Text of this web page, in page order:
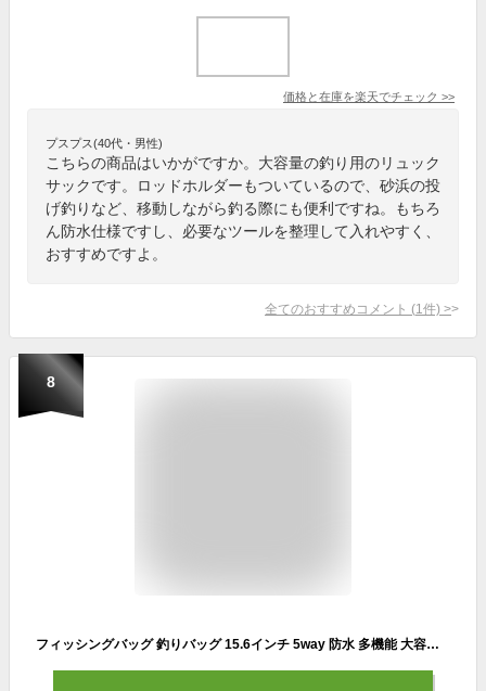
価格と在庫を楽天でチェック >>
プスプス(40代・男性)
こちらの商品はいかがですか。大容量の釣り用のリュック
サックです。ロッドホルダーもついているので、砂浜の投
げ釣りなど、移動しながら釣る際にも便利ですね。もちろ
ん防水仕様ですし、必要なツールを整理して入れやすく、
おすすめですよ。
全てのおすすめコメント (1 件) >
8
フィッシングバッグ 釣りバッグ 15.6インチ 5way 防水 多機能 大容量 リュックサック バックパック 撥水加工 タックルバッグ 迷彩 敬老の日